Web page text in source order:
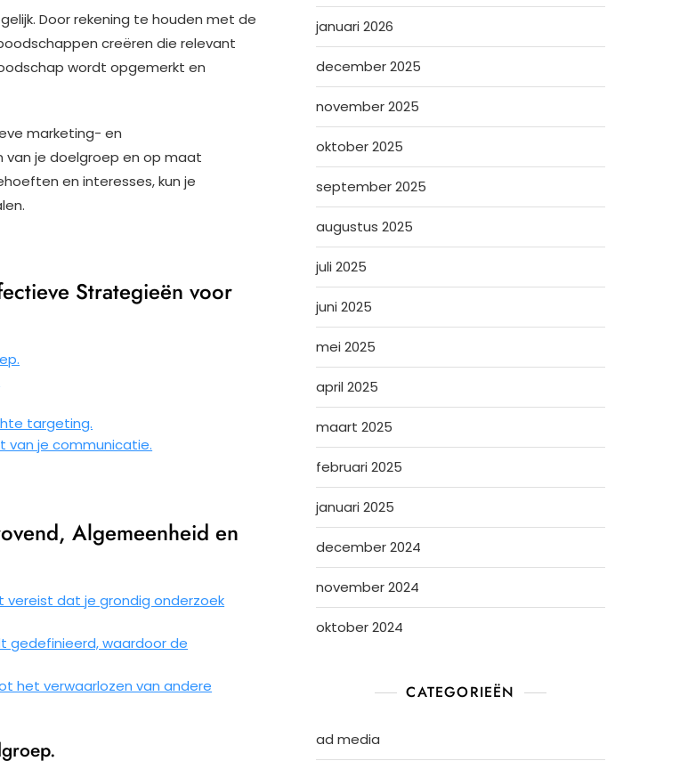
Door rekening te houden met de
creëren die relevant
wordt opgemerkt en
marketing- en
je doelgroep en op maat
en interesses, kun je
Strategieën voor
targeting.
van je communicatie.
Algemeenheid en
dat je grondig onderzoek
gedefinieerd, waardoor de
het verwaarlozen van andere
januari 2026
december 2025
november 2025
oktober 2025
september 2025
augustus 2025
juli 2025
juni 2025
mei 2025
april 2025
maart 2025
februari 2025
januari 2025
december 2024
november 2024
oktober 2024
CATEGORIEËN
ad media